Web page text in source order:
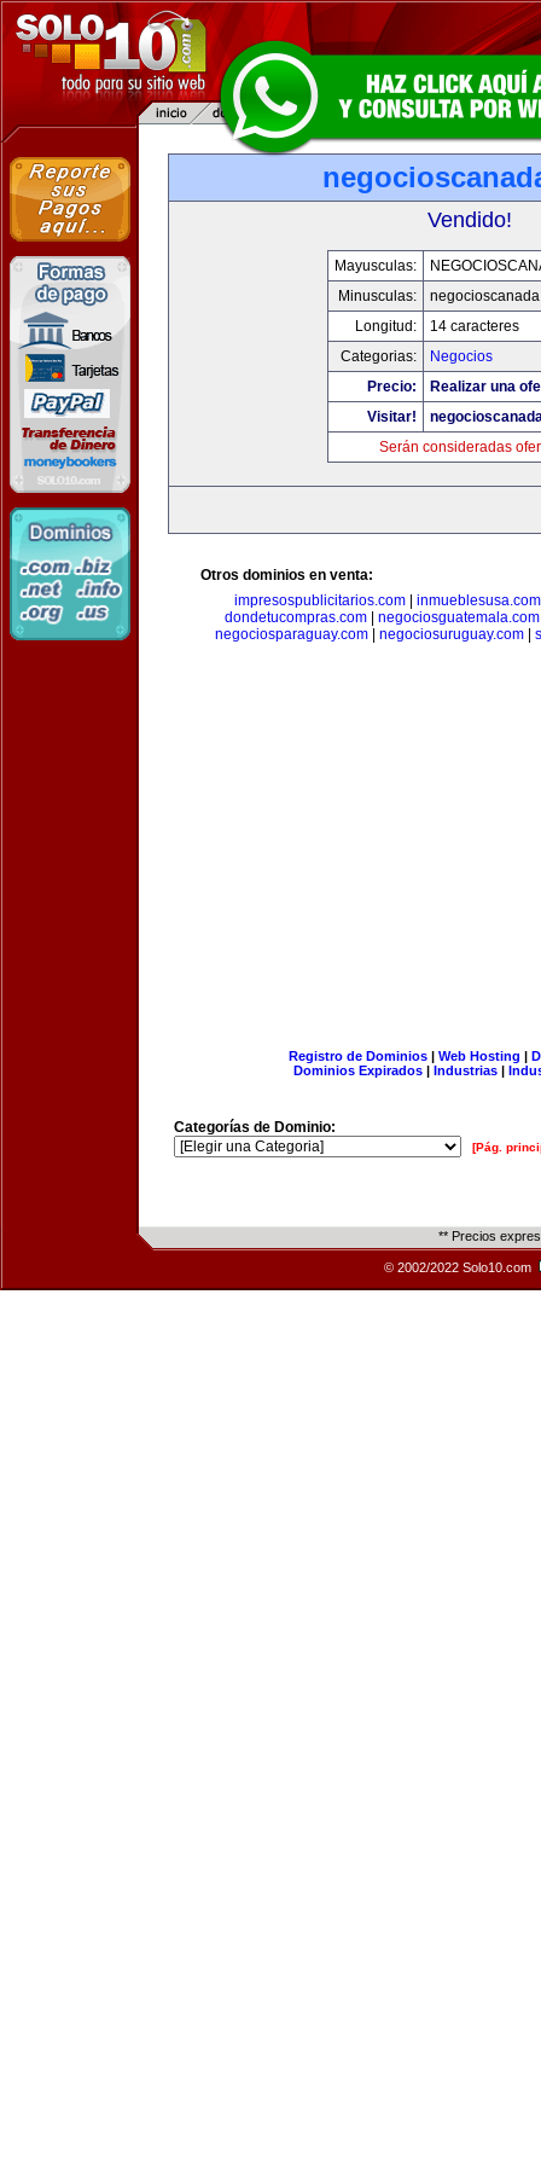
Vendido!
Mayusculas:
Minusculas:
Longitud:
14 caracteres
Categorias:
Negocios
Precio:
Realizar una
Visitar!
Serán consideradas
Otros dominios en venta:
impresospublicitarios.com
inmueblesusa.com
dondetucompras.com| negociosguatemala.com
negociosparaguay.com
negociosuruguay.com
Registro de Dominios| Web Hosting |
Dominios Expirados | Industrias |
Categorías de Dominio:
[Pág.
** Precios
© 2002/2022 Solo10.com